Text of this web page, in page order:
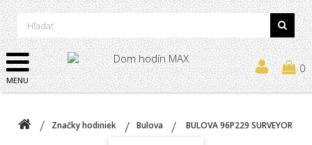
MENU
0
Značky hodiniek Bulova BULOVA 96P229 SURVEYOR